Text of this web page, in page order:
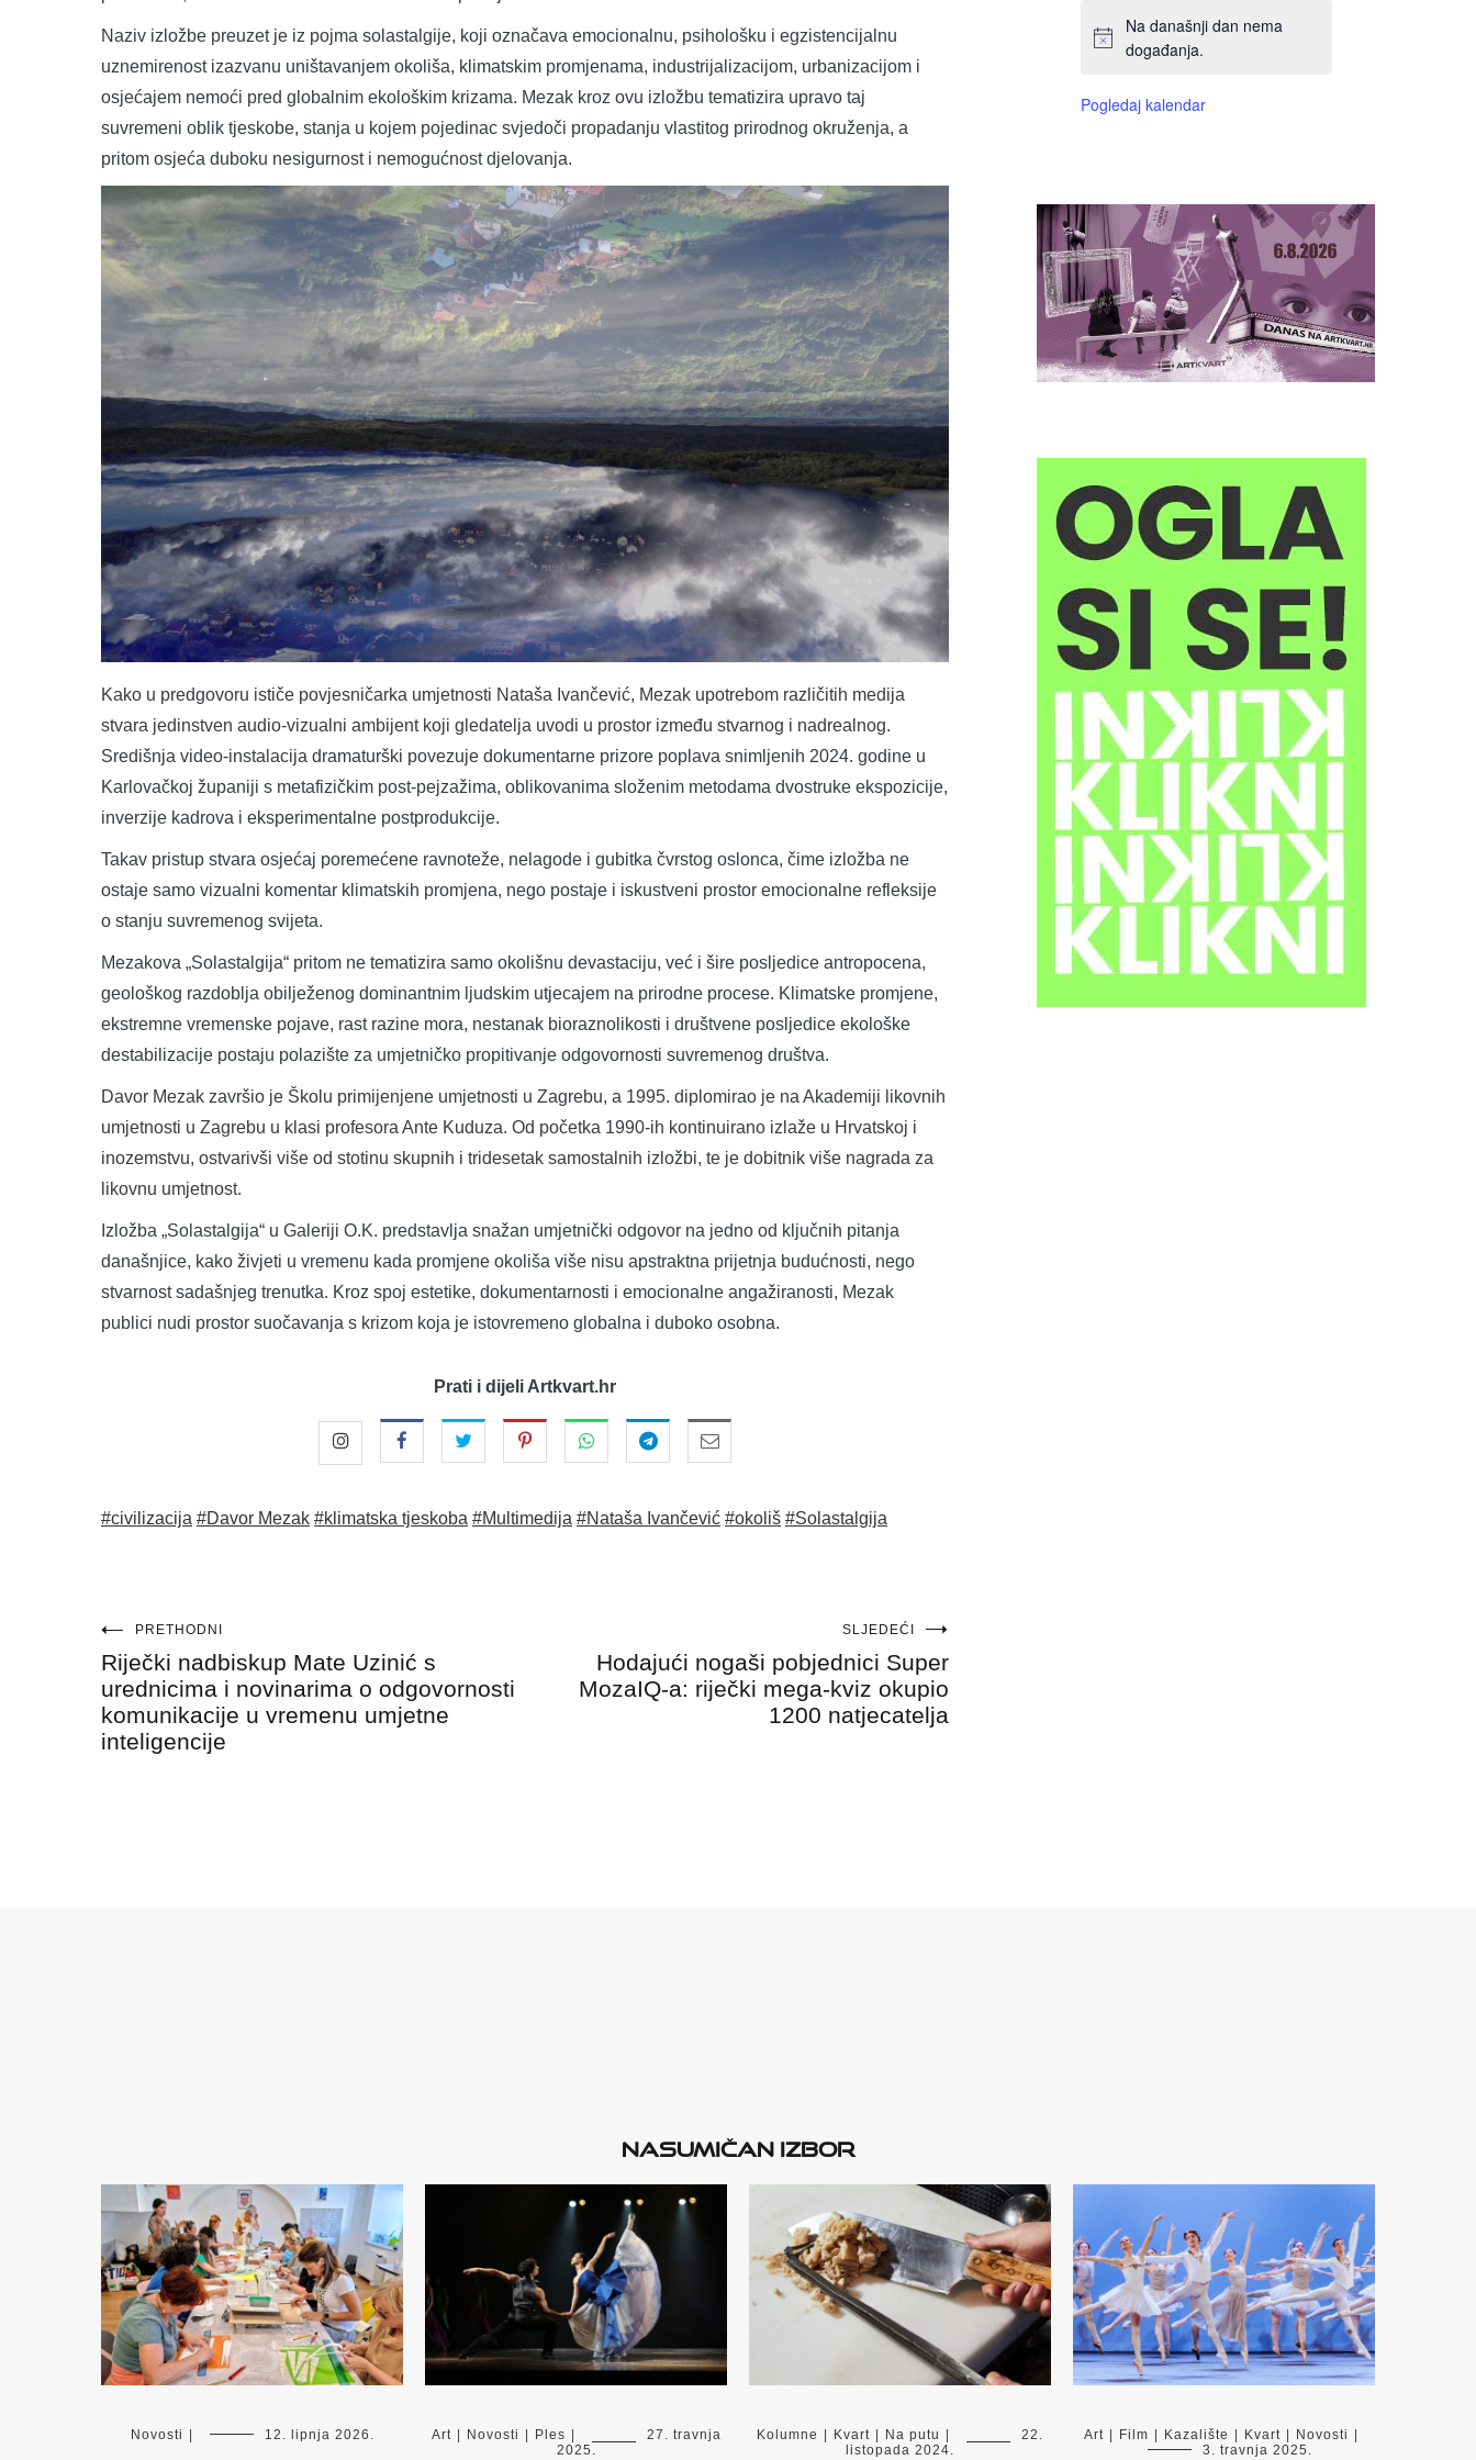
Naziv izložbe preuzet je iz pojma solastalgije, koji označava emocionalnu, psihološku i egzistencijalnu
uznemirenost izazvanu uništavanjem okoliša, klimatskim promjenama, industrijalizacijom, urbanizacijom i
osjećajem nemoći pred globalnim ekološkim krizama. Mezak kroz ovu izložbu tematizira upravo taj
suvremeni oblik tjeskobe, stanja u kojem pojedinac svjedoči propadanju vlastitog prirodnog okruženja, a
pritom osjeća duboku nesigurnost i nemogućnost djelovanja.
Kako u predgovoru ističe povjesničarka umjetnosti Nataša Ivančević, Mezak upotrebom različitih medija
stvara jedinstven audio-vizualni ambijent koji gledatelja uvodi u prostor između stvarnog i nadrealnog.
Središnja video-instalacija dramaturški povezuje dokumentarne prizore poplava snimljenih 2024. godine u
Karlovačkoj županiji s metafizičkim post-pejzažima, oblikovanima složenim metodama dvostruke ekspozicije,
inverzije kadrova i eksperimentalne postprodukcije.
Takav pristup stvara osjećaj poremećene ravnoteže, nelagode i gubitka čvrstog oslonca, čime izložba ne
ostaje samo vizualni komentar klimatskih promjena, nego postaje i iskustveni prostor emocionalne refleksije
o stanju suvremenog svijeta.
Mezakova „Solastalgija“ pritom ne tematizira samo okolišnu devastaciju, već i šire posljedice antropocena,
geološkog razdoblja obilježenog dominantnim ljudskim utjecajem na prirodne procese. Klimatske promjene,
ekstremne vremenske pojave, rast razine mora, nestanak bioraznolikosti i društvene posljedice ekološke
destabilizacije postaju polazište za umjetničko propitivanje odgovornosti suvremenog društva.
Davor Mezak završio je Školu primijenjene umjetnosti u Zagrebu, a 1995. diplomirao je na Akademiji likovnih
umjetnosti u Zagrebu u klasi profesora Ante Kuduza. Od početka 1990-ih kontinuirano izlaže u Hrvatskoj i
inozemstvu, ostvarivši više od stotinu skupnih i tridesetak samostalnih izložbi, te je dobitnik više nagrada za
likovnu umjetnost.
Izložba „Solastalgija“ u Galeriji O.K. predstavlja snažan umjetnički odgovor na jedno od ključnih pitanja
današnjice, kako živjeti u vremenu kada promjene okoliša više nisu apstraktna prijetnja budućnosti, nego
stvarnost sadašnjeg trenutka. Kroz spoj estetike, dokumentarnosti i emocionalne angažiranosti, Mezak
publici nudi prostor suočavanja s krizom koja je istovremeno globalna i duboko osobna.
Prati i dijeli Artkvart.hr
#civilizacija #Davor Mezak #klimatska tjeskoba #Multimedija #Nataša Ivančević #okoliš #Solastalgija
Navigacija
objava
PRETHODNI
Riječki nadbiskup Mate Uzinić s
urednicima i novinarima o odgovornosti
komunikacije u vremenu umjetne
inteligencije
SLJEDEĆI
Hodajući nogaši pobjednici Super
MozaIQ-a: riječki mega-kviz okupio
1200 natjecatelja
Na današnji dan nema
događanja.
Pogledaj kalendar
Nasumičan izbor
Novosti 12. lipnja 2026. Art Novosti Ples
27. travnja
2025.
Kolumne Kvart Na putu
22.
listopada 2024.
Art Film Kazalište Kvart Novosti
3. travnja 2025.